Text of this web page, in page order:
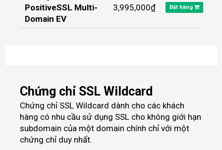
PositiveSSL Multi-
Domain EV
3,995,000₫ Đặt hàng
Chứng chỉ SSL Wildcard
Chứng chỉ SSL Wildcard dành cho các khách
hàng có nhu cầu sử dụng SSL cho không giới hạn
subdomain của một domain chính chỉ với một
chứng chỉ duy nhất.